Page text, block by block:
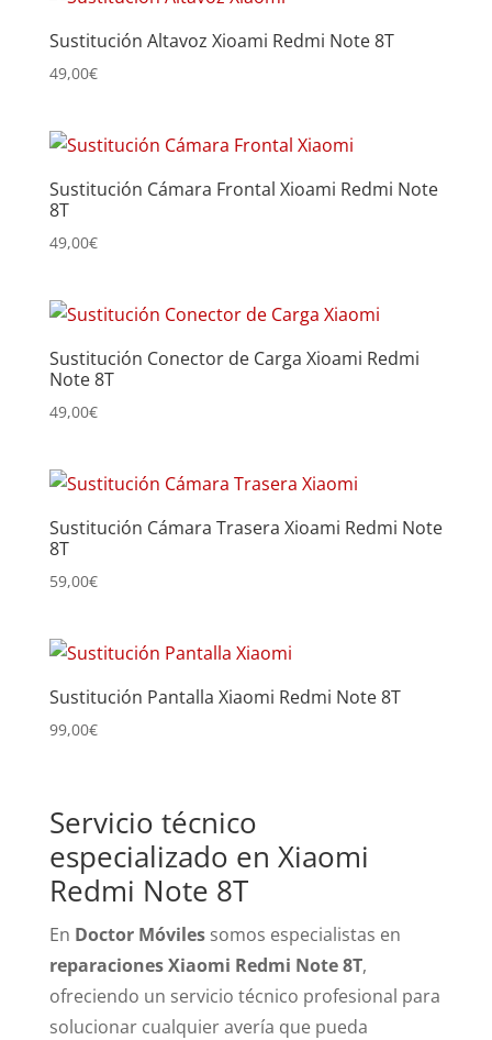
Sustitución Altavoz Xioami Redmi Note 8T
49,00€
Sustitución Cámara Frontal Xioami Redmi Note
8T
49,00€
Sustitución Conector de Carga Xioami Redmi
Note 8T
49,00€
Sustitución Cámara Trasera Xioami Redmi Note
8T
59,00€
Sustitución Pantalla Xiaomi Redmi Note 8T
99,00€
Servicio técnico
especializado en Xiaomi
Redmi Note 8T
En Doctor Móvilessomos especialistas en
reparaciones Xiaomi Redmi Note 8T,
ofreciendo un servicio técnico profesional para
solucionar cualquier avería que pueda